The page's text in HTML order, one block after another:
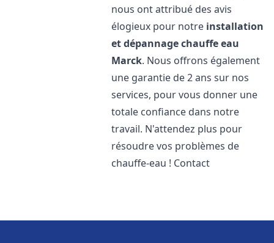
nous ont attribué des avis
élogieux pour notre installation
et dépannage chauffe eau
Marck. Nous offrons également
une garantie de 2 ans sur nos
services, pour vous donner une
totale confiance dans notre
travail. N'attendez plus pour
résoudre vos problèmes de
chauffe-eau ! Contact